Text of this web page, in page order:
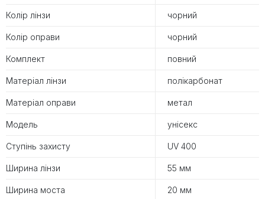
Колір лінзи чорний
Колір оправи чорний
Комплект повний
Матеріал лінзи полікарбонат
Матеріал оправи метал
Модель унісекс
Ступінь захисту UV 400
Ширина лінзи 55 мм
Ширина моста 20 мм